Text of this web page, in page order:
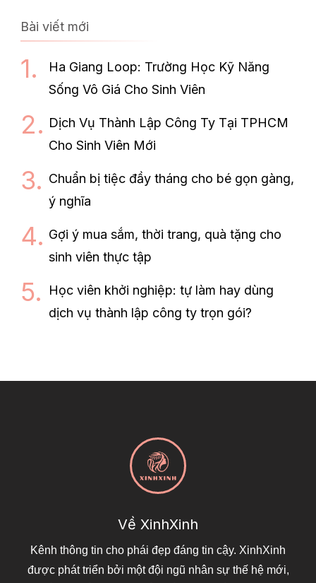
Bài viết mới
Ha Giang Loop: Trường Học Kỹ Năng
Sống Vô Giá Cho Sinh Viên
Dịch Vụ Thành Lập Công Ty Tại TPHCM
Cho Sinh Viên Mới
Chuẩn bị tiệc đầy tháng cho bé gọn gàng,
ý nghĩa
Gợi ý mua sắm, thời trang, quà tặng cho
sinh viên thực tập
Học viên khởi nghiệp: tự làm hay dùng
dịch vụ thành lập công ty trọn gói?
Về XinhXinh
Kênh thông tin cho phái đẹp đáng tin cậy. XinhXinh
được phát triển bởi một đội ngũ nhân sự thế hệ mới,